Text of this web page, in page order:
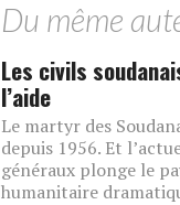
Du même
Les civils
l’aide
Le martyr des
depuis 1956. Et
généraux plonge le
humanitaire